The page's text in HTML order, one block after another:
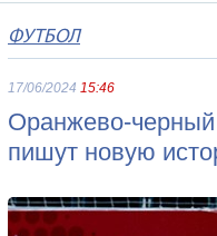
ФУТБОЛ
17/06/2024 15:46
Оранжево-
пишут новую